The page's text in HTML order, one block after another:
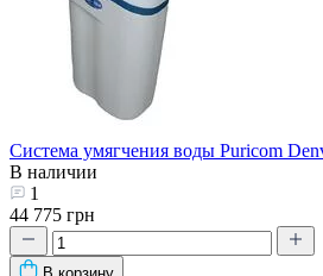
Система умягчения воды Puricom
В наличии
1
44 775 грн